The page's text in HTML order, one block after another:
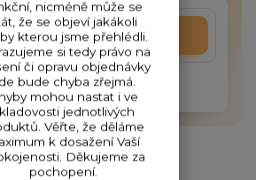
Přihlásit se
osobních údajůza účelem
nicméně může se
že se objeví jakákoli
kterou jsme přehlédli.
si tedy právo na
či opravu objednávky
bude chyba zřejmá.
mohou nastat i ve
jednotlivých
Věřte, že děláme
k dosažení Vaší
Děkujeme za
pochopení.